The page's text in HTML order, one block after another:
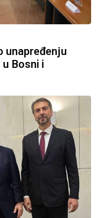
unapređenju
Bosni i